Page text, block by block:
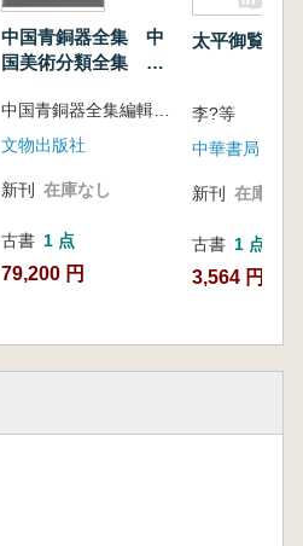
中国青銅器全集 中
国美術分類全集 全
文物出版社
新刊 在庫なし
古書 1 点
79,200 円
太平御覧
李?等
中華書局
新刊 在庫なし
古書 1 点
3,564 円